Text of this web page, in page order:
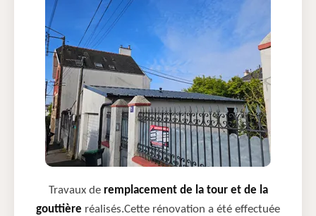
Travaux de remplacement de la tour et de la
gouttière réalisés.Cette rénovation a été effectuée